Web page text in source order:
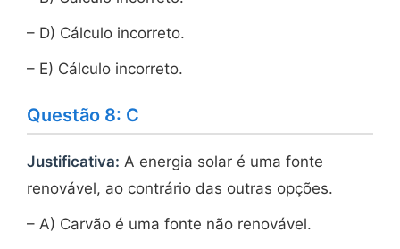
– D) Cálculo incorreto.
– E) Cálculo incorreto.
Questão 8: C
Justificativa: A energia solar é uma fonte
renovável, ao contrário das outras opções.
– A) Carvão é uma fonte não renovável.